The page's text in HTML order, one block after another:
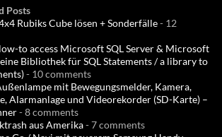
Posts
Rubiks Cube lösen + Sonderfälle- 12
to access Microsoft SQL Server & Microsoft
Bibliothek für SQL Statements / a library to
- 10 comments
mit Bewegungsmelder, Kamera,
Alarmanlage und Videorekorder (SD-Karte) –
- 8 comments
aus Amerika- 7 comments